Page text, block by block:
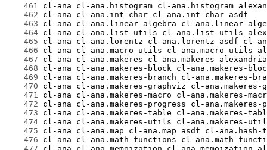
    461
    462
    463
    464
    465
    466
    467
    468
    469
    470
    471
    472
    473
    474
    475
    476
    477